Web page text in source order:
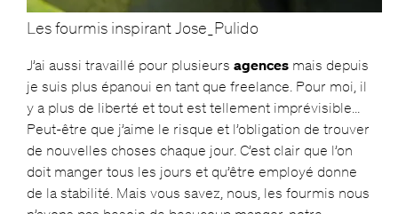
Les fourmis inspirant Jose_Pulido
J’ai aussi travaillé pour plusieurs agencesmais depuis
je suis plus épanoui en tant que freelance. Pour moi, il
y a plus de liberté et tout est tellement imprévisible…
Peut-être que j’aime le risque et l’obligation de trouver
de nouvelles choses chaque jour. C’est clair que l’on
doit manger tous les jours et qu’être employé donne
de la stabilité. Mais vous savez, nous, les fourmis nous